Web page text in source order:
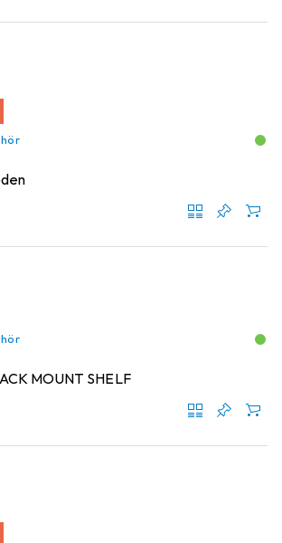
MOUNT SHELF